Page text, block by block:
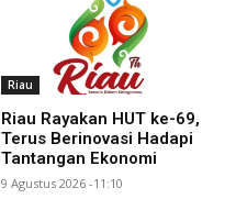
Riau
Riau Rayakan HUT ke-69,
Terus Berinovasi Hadapi
Tantangan Ekonomi
9 Agustus 2026 -11:10